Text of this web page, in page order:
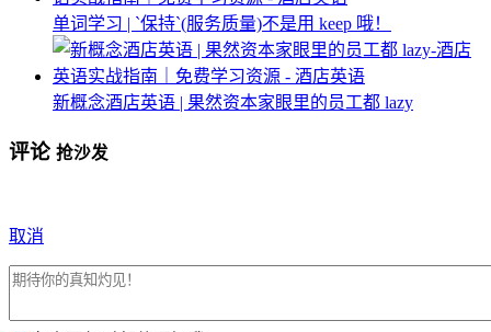
单词学习 | `保持`(服务质量)不是用 keep 哦！
新概念酒店英语 | 果然资本家眼里的员工都 lazy
评论 抢沙发
取消